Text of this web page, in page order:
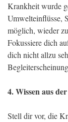
Krankheit wurde
Umwelteinflüsse,
möglich, wieder
Fokussiere dich
dich nicht allzu
4. Wissen aus
Stell dir vor, die